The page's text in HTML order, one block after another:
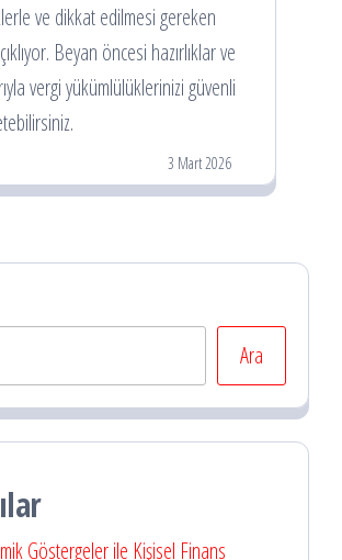
ve dikkat edilmesi gereken
Beyan öncesi hazırlıklar ve
vergi yükümlülüklerinizi güvenli
3 Mart 2026
Ara
Göstergeler ile Kişisel Finans